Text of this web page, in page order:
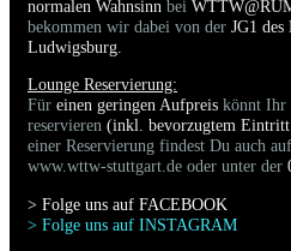
normalen Wahnsinn bei
bekommen wir dabei von der JG1
Ludwigsburg.
Lounge Reservierung:
Für einen geringen Aufpreis könnt Ihr
reservieren (inkl. bevorzugtem Eintritt
einer Reservierung findest Du auch
www.wttw-stuttgart.de oder unter der
> Folge uns auf FACEBOOK
> Folge uns auf INSTAGRAM